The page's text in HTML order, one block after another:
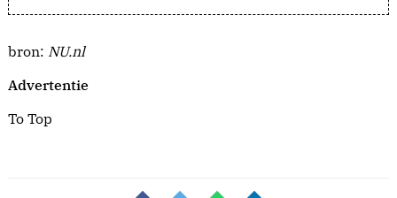
bron: NU.nl
Advertentie
To Top